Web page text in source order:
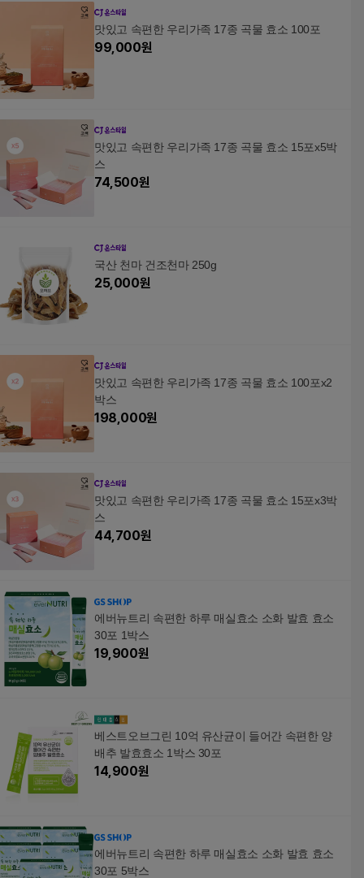
맛있고 속편한 우리가족 17종 곡물 효소 100포
99,000원
맛있고 속편한 우리가족 17종 곡물 효소 15포x5박
스
74,500원
국산 천마 건조천마 250g
25,000원
맛있고 속편한 우리가족 17종 곡물 효소 100포x2
박스
198,000원
맛있고 속편한 우리가족 17종 곡물 효소 15포x3박
스
44,700원
에버뉴트리 속편한 하루 매실효소 소화 발효 효소
30포 1박스
19,900원
베스트오브그린 10억 유산균이 들어간 속편한 양
배추 발효효소 1박스 30포
14,900원
에버뉴트리 속편한 하루 매실효소 소화 발효 효소
30포 5박스